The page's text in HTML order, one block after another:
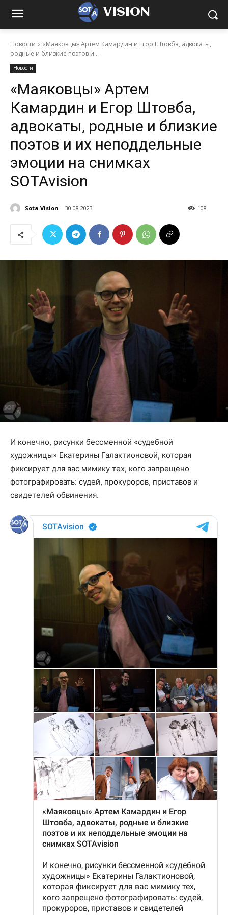
VISION
Новости
«Маяковцы» Артем Камардин и Егор Штовба, адвокаты,
родные и близкие поэтов и...
Новости
«Маяковцы» Артем
Камардин и Егор Штовба,
адвокаты, родные и близкие
поэтов и их неподдельные
эмоции на снимках
SOTAvision
Sota Vision 30.08.2023 108
И конечно, рисунки бессменной «судебной
художницы» Екатерины Галактионовой, которая
фиксирует для вас мимику тех, кого запрещено
фотографировать: судей, прокуроров, приставов и
свидетелей обвинения.